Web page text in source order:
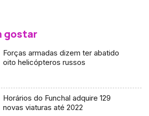
gostar
Forças armadas dizem ter abatido
oito helicópteros russos
Horários do Funchal adquire 129
novas viaturas até 2022